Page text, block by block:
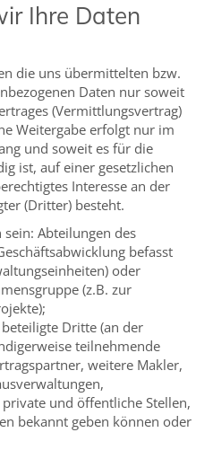
Ihre Daten
die uns übermittelten bzw.
Daten nur soweit
(Vermittlungsvertrag)
Weitergabe erfolgt nur im
und soweit es für die
ist, auf einer gesetzlichen
Interesse an der
(Dritter) besteht.
Abteilungen des
befasst
oder
(z.B. zur
Dritte (an der
teilnehmende
weitere Makler,
und öffentliche Stellen,
bekannt geben können oder